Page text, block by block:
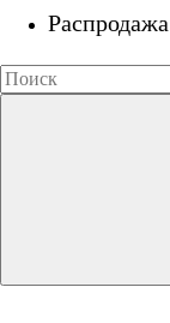
Распродажа